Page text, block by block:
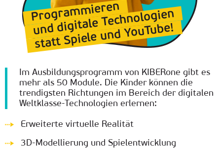
Programmieren
und digitale Technologien
statt Spiele und YouTube!
Im Ausbildungsprogramm von KIBERone gibt es
mehr als 50 Module. Die Kinder können die
trendigsten Richtungen im Bereich der digitalen
Weltklasse-Technologien erlernen:
Erweiterte virtuelle Realität
3D-Modellierung und Spielentwicklung